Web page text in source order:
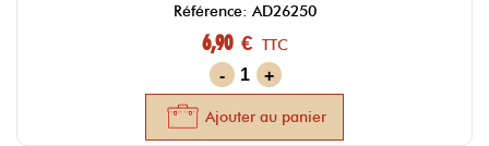
Référence: AD26250
6,90 € TTC
-
+
Ajouter au panier